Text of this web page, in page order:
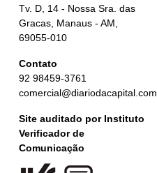
Tv. D, 14 - Nossa Sra. das
Gracas, Manaus - AM,
69055-010
Contato
92 98459-3761
comercial@diariodacapital.com
Site auditado por Instituto
Verificador de
Comunicação